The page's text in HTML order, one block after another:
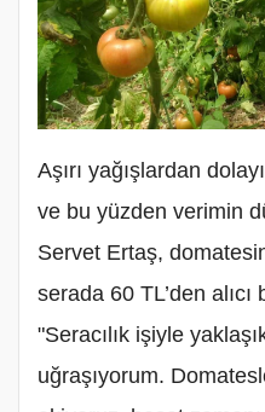
Aşırı yağışlardan
ve bu yüzden verimin
Servet Ertaş,
serada 60 TL’den
"Seracılık işiyle
uğraşıyorum.